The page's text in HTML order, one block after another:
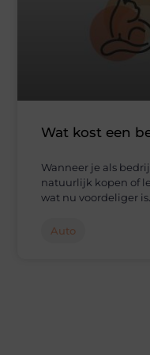
Wat kost een
Wanneer je als
natuurlijk kopen of
wat nu voordeliger
Auto